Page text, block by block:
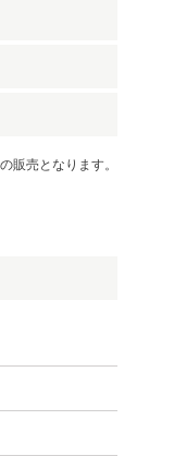
販売となります。